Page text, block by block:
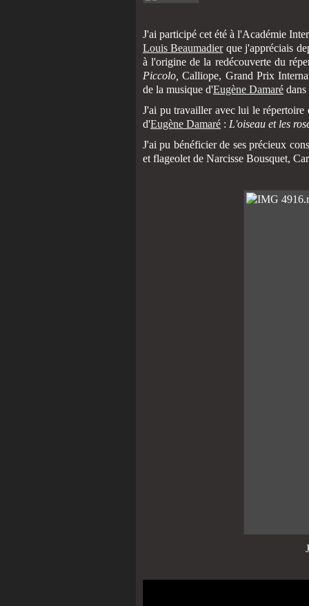
J'ai participé cet été à l'Académie
Louis Beaumadierque j'appréciais
à l'origine de la redécouverte du
Piccolo, Calliope, Grand Prix
de la musique d'Eugène Damaré
J'ai pu travailler avec lui le répertoire
d'Eugène Damaré : L'oiseau et les
J'ai pu bénéficier de ses précieux
et flageolet de Narcisse Bousquet,